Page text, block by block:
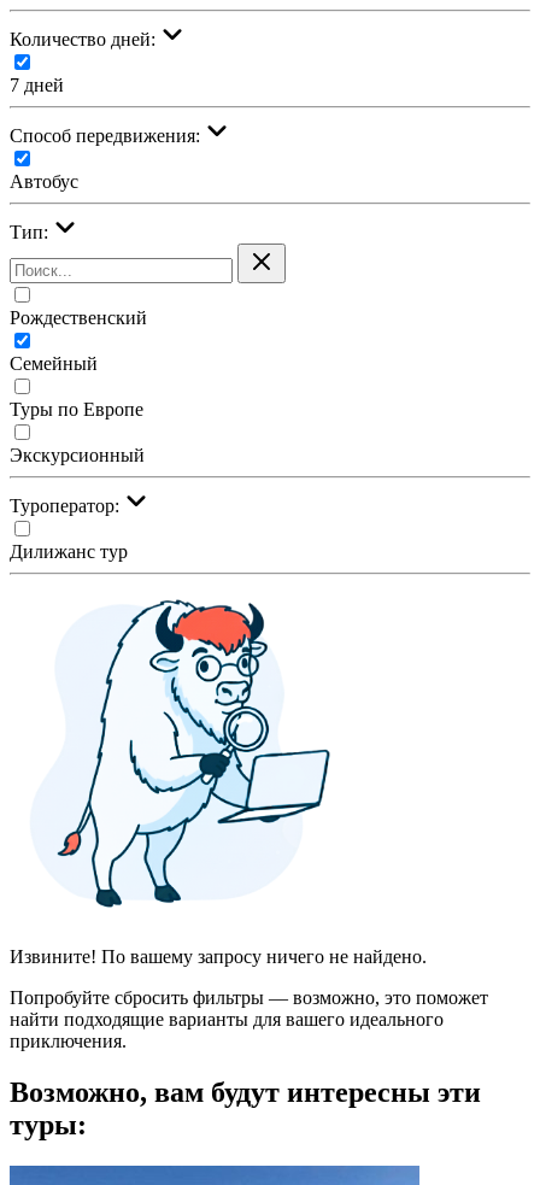
Количество дней:
7 дней
Cпособ передвижения:
Автобус
Тип:
Рождественский
Семейный
Туры по Европе
Экскурсионный
Туроператор:
Дилижанс тур
Извините! По вашему запросу ничего не найдено.
Попробуйте сбросить фильтры — возможно, это поможет
найти подходящие варианты для вашего идеального
приключения.
Возможно, вам будут интересны эти
туры: